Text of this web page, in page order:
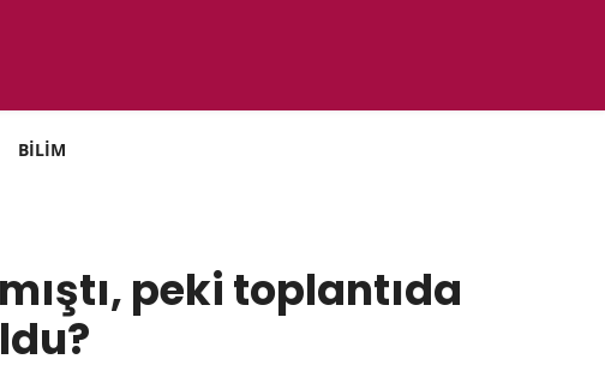
BİLİM
peki toplantıda